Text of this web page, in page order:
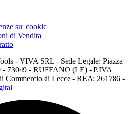
sui cookie
di Vendita
- VIVA SRL - Sede Legale: Piazza
- 73049 - RUFFANO (LE) - P.IVA
Commercio di Lecce - REA: 261786 -